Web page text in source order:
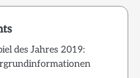
des Jahres 2019: